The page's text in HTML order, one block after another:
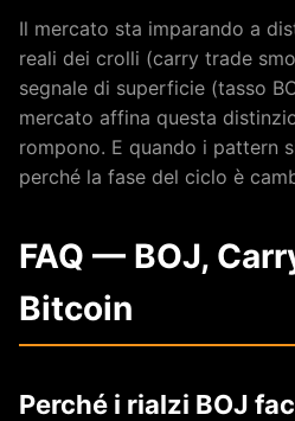
Il mercato sta imparando a
reali dei crolli (carry trade
segnale di superficie (tasso
mercato affina questa
rompono. E quando i pattern
perché la fase del ciclo è
FAQ — BOJ,
Bitcoin
Perché i rialzi BOJ